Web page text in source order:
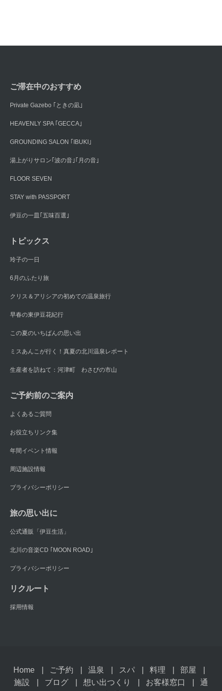
ご滞在中のおすすめ
Private Gazebo ｢ときの凪｣
HEAVENLY SPA ｢GECCA｣
GROUNDING SALON ｢IBUKI｣
湯上がりサロン｢波の音｣｢月の音｣
FLOOR SEVEN
STAY with PASSPORT
伊豆の一皿｢五味百選｣
トピックス
玲子の一日
6月のふたり旅
クリス＆アリシアの初めての温泉旅行
早春の東伊豆花紀行
この夏のいちばんの思い出
ミスあんこが行く！真夏の北川温泉レポート
生産者を訪ねて：河津町 わさびの市山
ご予約前のご案内
よくあるご質問
お役立ちリンク集
年間イベント情報
周辺施設情報
プライバシーポリシー
旅の思い出に
公式通販「伊豆生活」
北川の音楽CD ｢MOON ROAD｣
プライバシーポリシー
リクルート
採用情報
Home ご予約 温泉 スパ 料理
部屋
施設
ブログ 想い出つくり お客様窓口
通